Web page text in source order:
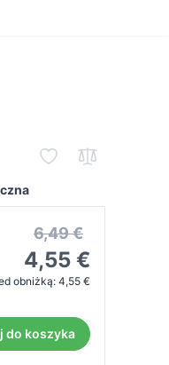
6,49 €
4,55 €
obniżką:4,55 €
do koszyka